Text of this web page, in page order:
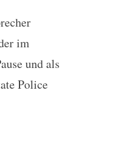
im
und als
Police